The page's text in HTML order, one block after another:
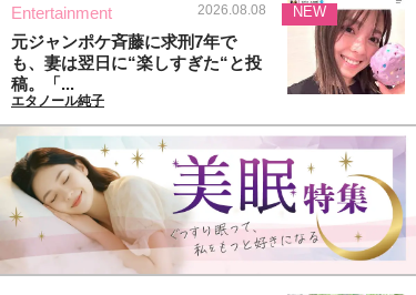
Entertainment 2026.08.08
元ジャンポケ斉藤に求刑7年で
も、妻は翌日に“楽しすぎた“と投
稿。「...
エタノール純子
NEW